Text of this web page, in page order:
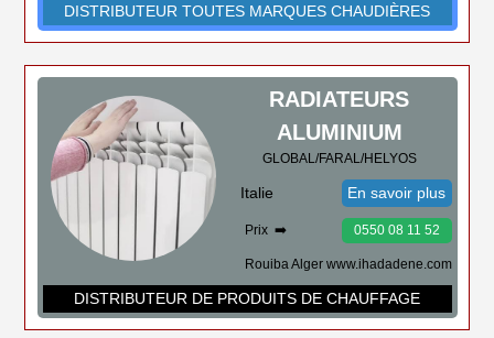
DISTRIBUTEUR TOUTES MARQUES CHAUDIÈRES
RADIATEURS
ALUMINIUM
GLOBAL/FARAL/HELYOS
Italie En savoir plus
Prix ➡️ 0550 08 11 52
Rouiba Alger www.ihadadene.com
DISTRIBUTEUR DE PRODUITS DE CHAUFFAGE